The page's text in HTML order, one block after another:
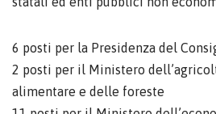
6 posti per la Presidenza del
2 posti per il Ministero
alimentare e delle foreste